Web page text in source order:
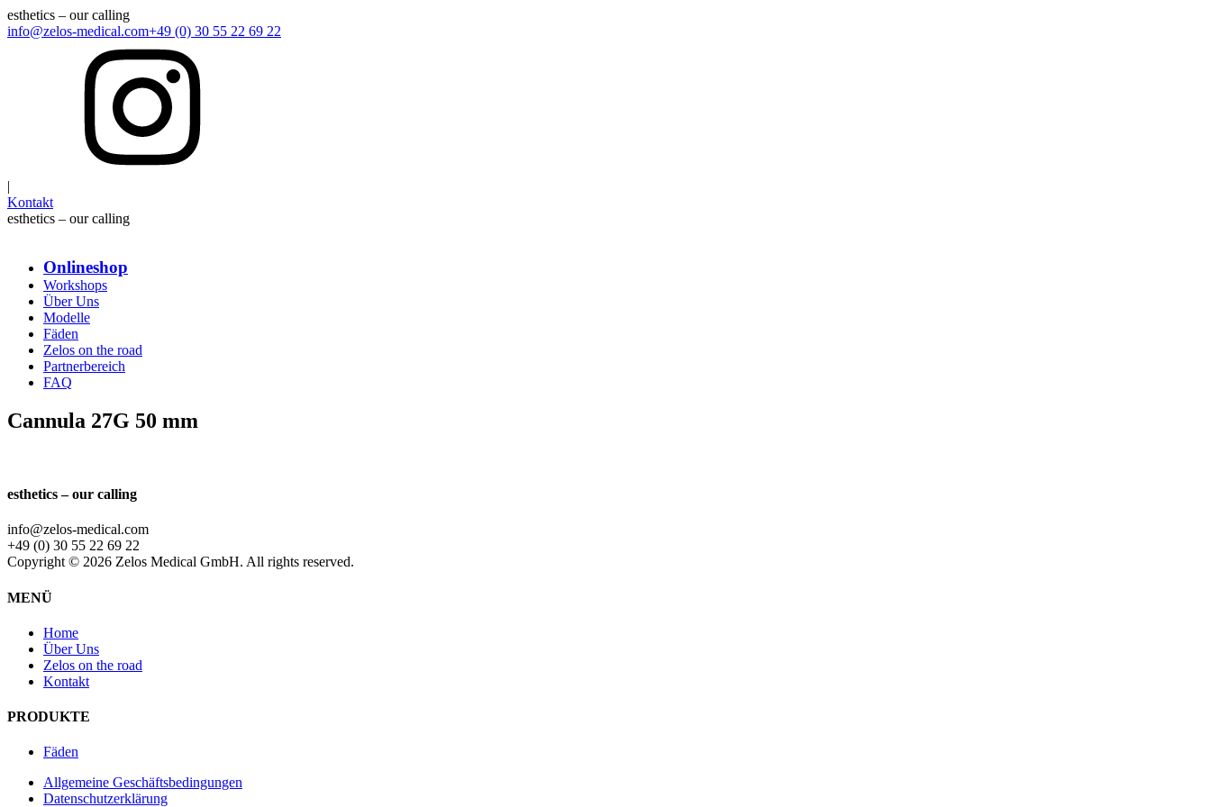
esthetics – our calling
info@zelos-medical.com+49 (0) 30 55 22 69 22
|
Kontakt
esthetics – our calling
Onlineshop
Workshops
Über Uns
Modelle
Fäden
Zelos on the road
Partnerbereich
FAQ
Cannula 27G 50 mm
esthetics – our calling
info@zelos-medical.com
+49 (0) 30 55 22 69 22
Copyright © 2026 Zelos Medical GmbH. All rights reserved.
MENÜ
Home
Über Uns
Zelos on the road
Kontakt
PRODUKTE
Fäden
Allgemeine Geschäftsbedingungen
Datenschutzerklärung